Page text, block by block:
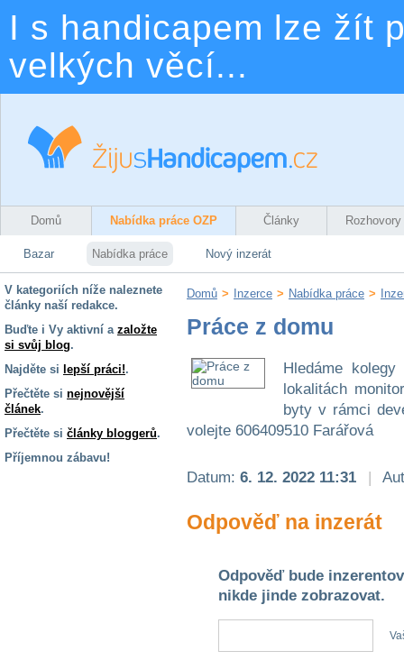
I s handicapem lze žít
velkých věcí...
Domů Nabídka práce OZP Články Rozhovory
Bazar Nabídka práce Nový inzerát
V kategoriích níže naleznete
články naší redakce.
Buďte i Vy aktivní a založte
si svůj blog.
Najděte si lepší práci!.
Přečtěte si nejnovější
článek.
Přečtěte si články bloggerů.
Příjemnou zábavu!
Domů > Inzerce > Nabídka práce >
Práce z domu
Hledáme
lokalitách
byty v rámci
volejte 606409510 Farářová
Datum: 6. 12. 2022 11:31 |
Odpověď na inzerát
Odpověď bude
nikde jinde zobrazovat.